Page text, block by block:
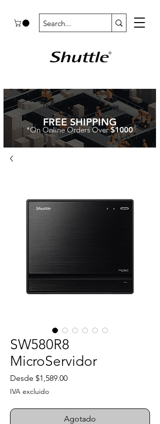
FREE SHIPPING
*On Online Orders Over$1000
SW580R8
MicroServidor
Desde $1,589.00Precio
IVA excluido
Agotado